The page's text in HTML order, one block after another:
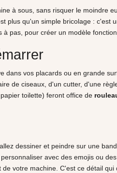
à sous, sans risquer le moindre
plus qu'un simple bricolage :
à pas, pour créer un modèle
dans vos placards ou en grande
de ciseaux, d'un cutter, d'une
toilette) feront office de
dessiner et peindre sur une
avec des emojis ou
votre machine. C'est ce détail